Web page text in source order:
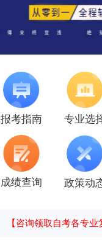
报考指南 专业选
成绩查询 政策动
2025年4月湖南自考课
【咨询领取自考各专业